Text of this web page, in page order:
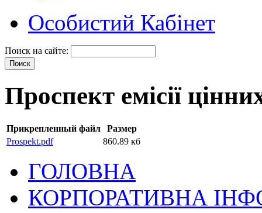
Особистий Кабінет
Поиск на сайте:
Проспект емісії
Прикрепленный файл
Размер
Prospekt.pdf
860.89 кб
ГОЛОВНА
КОРПОРАТИВНА